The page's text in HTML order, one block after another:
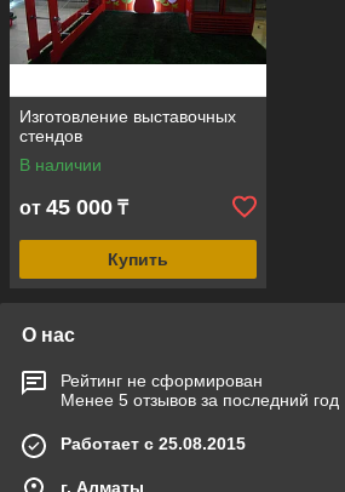
Изготовление выставочных
стендов
В наличии
от 45 000 ₸
Купить
О нас
Рейтинг не сформирован
Менее 5 отзывов за последний год
Работает с 25.08.2015
г. Алматы